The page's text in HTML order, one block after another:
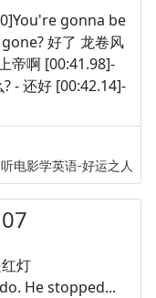
gonna be
好了 龙卷风
帝啊 [00:41.98]-
- 还好 [00:42.14]-
听电影学英语-好运之人
灯
He stopped...